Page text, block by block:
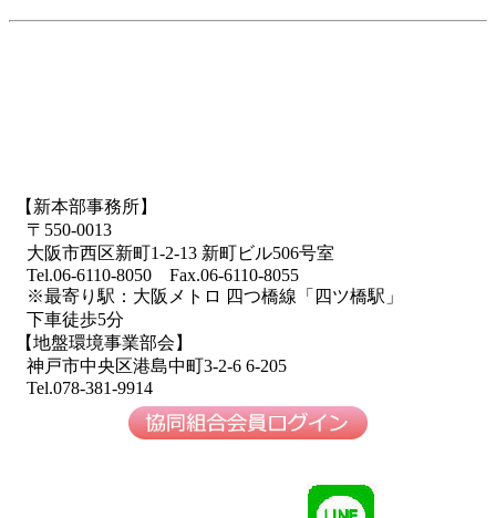
【新本部事務所】
〒550-0013
大阪市西区新町1-2-13 新町ビル506号室
Tel.06-6110-8050 Fax.06-6110-8055
※最寄り駅：大阪メトロ 四つ橋線「四ツ橋駅」
下車徒歩5分
【地盤環境事業部会】
神戸市中央区港島中町3-2-6 6-205
Tel.078-381-9914